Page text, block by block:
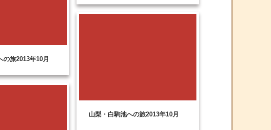
の旅2013年10月
山梨・白駒池への旅2013年10月